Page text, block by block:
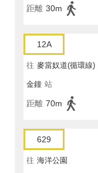
距離 30m
12A
往 麥當奴道(循環線)
金鐘 站
距離 70m
629
往 海洋公園